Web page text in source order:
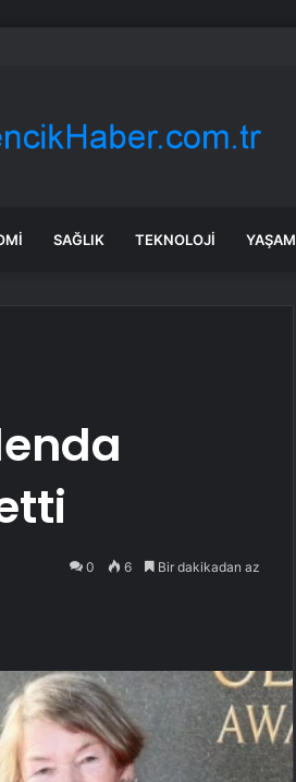
Hukuki yollara başvuruyor
SAĞLIK TEKNOLOJI YAŞAM
0 6 Bir dakikadan az